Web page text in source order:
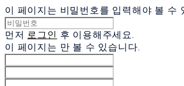
이 페이지는 비밀번호를 입력해야 볼 수
먼저 로그인 후 이용해주세요.
이 페이지는 만 볼 수 있습니다.